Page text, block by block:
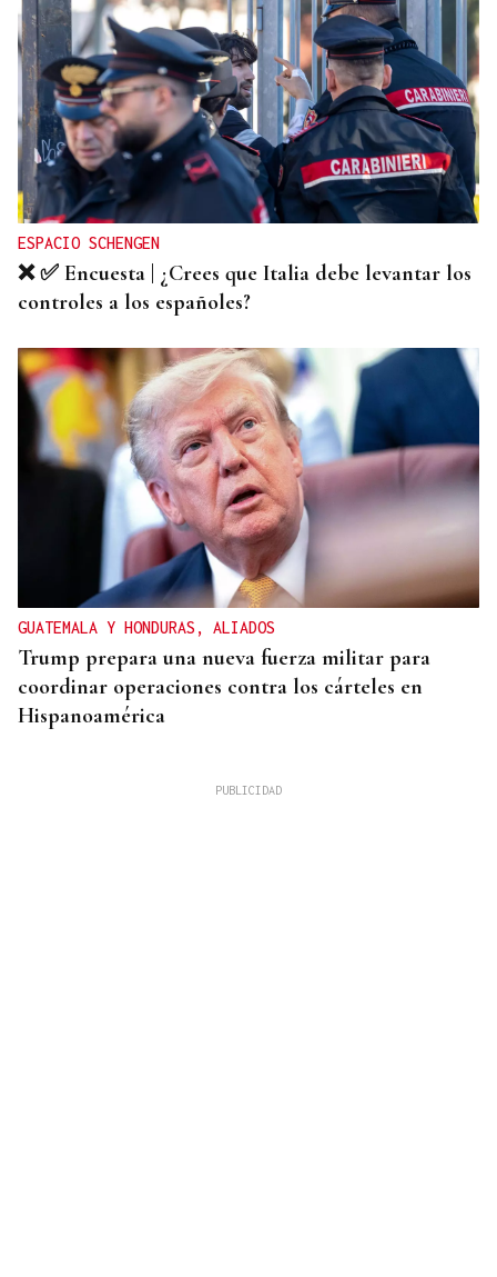
ESPACIO SCHENGEN
❌ ✅ Encuesta | ¿Crees que Italia debe levantar los
controles a los españoles?
GUATEMALA Y HONDURAS, ALIADOS
Trump prepara una nueva fuerza militar para
coordinar operaciones contra los cárteles en
Hispanoamérica